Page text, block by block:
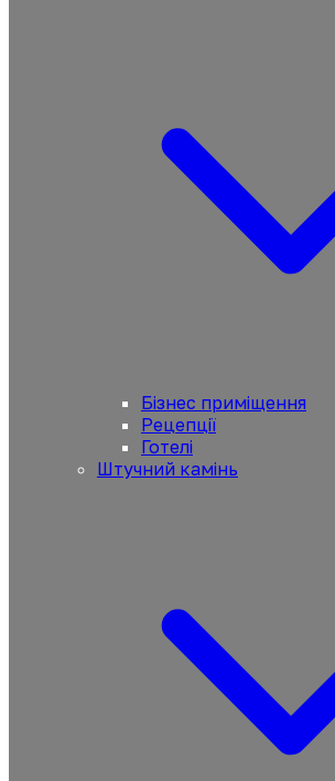
Бізнес приміщення
Рецепції
Готелі
Штучний камінь